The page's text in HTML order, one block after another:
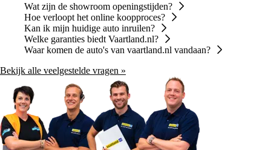
Wat zijn de showroom openingstijden?
Hoe verloopt het online koopproces?
Kan ik mijn huidige auto inruilen?
Welke garanties biedt Vaartland.nl?
Waar komen de auto's van vaartland.nl vandaan?
Bekijk alle veelgestelde vragen »